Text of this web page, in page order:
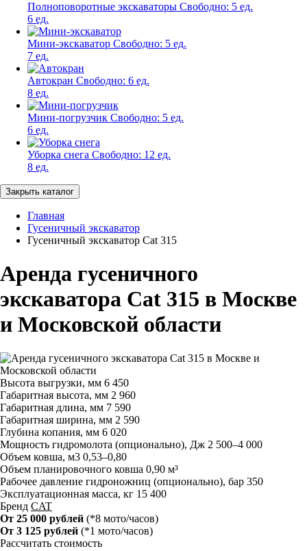
Полноповоротные экскаваторы Свободно: 5 ед.
6 ед.
Мини-экскаватор Свободно: 5 ед.
7 ед.
Автокран Свободно: 6 ед.
8 ед.
Мини-погрузчик Свободно: 5 ед.
6 ед.
Уборка снега Свободно: 12 ед.
8 ед.
Закрыть каталог
Главная
Гусеничный экскаватор
Гусеничный экскаватор Cat 315
Аренда гусеничного
экскаватора Cat 315 в Москве
и Московской области
Высота выгрузки, мм 6 450
Габаритная высота, мм 2 960
Габаритная длина, мм 7 590
Габаритная ширина, мм 2 590
Глубина копания, мм 6 020
Мощность гидромолота (опционально), Дж 2 500–4 000
Объем ковша, м3 0,53–0,80
Объем планировочного ковша 0,90 м³
Рабочее давление гидроножниц (опционально), бар 350
Эксплуатационная масса, кг 15 400
Бренд CAT
От 25 000 рублей (*8 мото/часов)
От 3 125 рублей (*1 мото/часов)
Рассчитать стоимость